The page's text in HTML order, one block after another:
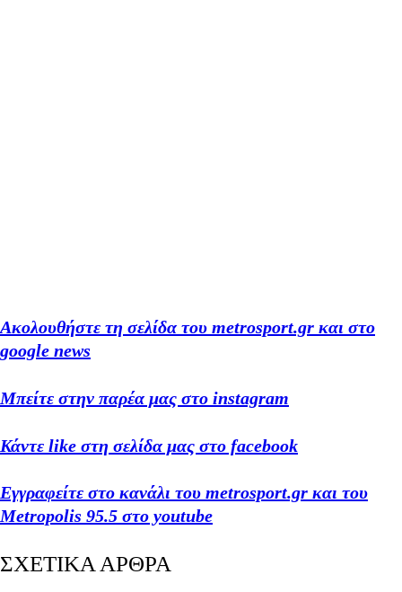
Ακολουθήστε τη σελίδα του metrosport.gr και στο
google news
Μπείτε στην παρέα μας στο instagram
Κάντε like στη σελίδα μας στο facebook
Εγγραφείτε στο κανάλι του metrosport.gr και του
Metropolis 95.5 στο youtube
ΣΧΕΤΙΚΑ ΑΡΘΡΑ